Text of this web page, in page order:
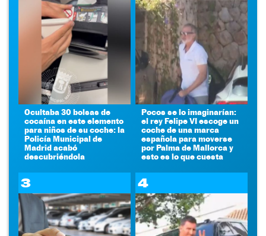
Ocultaba 30 bolsas de
cocaína en este elemento
para niños de su coche: la
Policía Municipal de
Madrid acabó
descubriéndola
Pocos se lo imaginarían:
el rey Felipe VI escoge un
coche de una marca
española para moverse
por Palma de Mallorca y
esto es lo que cuesta
3 4